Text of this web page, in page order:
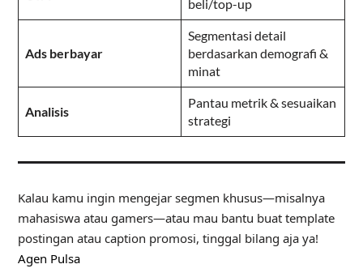
beli/top-up
Ads berbayar
Segmentasi detail
berdasarkan demografi &
minat
Analisis
Pantau metrik & sesuaikan
strategi
Kalau kamu ingin mengejar segmen khusus—misalnya
mahasiswa atau gamers—atau mau bantu buat template
postingan atau caption promosi, tinggal bilang aja ya!
Agen Pulsa